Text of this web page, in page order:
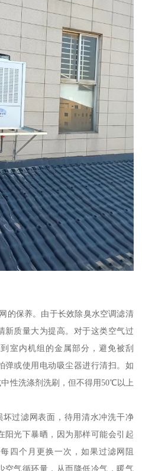
的保养。由于长效除臭水空调滤清
新质量大为提高。对于这类空气过
室内机组的金属部分，避免被刮
弹或使用电动吸尘器进行清扫。如
性洗涤剂洗刷，但不得用50℃以上
过滤网表面，待用清水冲洗干净
阳光下暴晒，因为那样可能会引起
四个月更换一次，如果过滤网阻
空气循环量，从而降低冷气，暖气